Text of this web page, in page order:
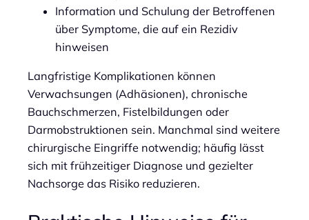
Information und Schulung der Betroffenen
über Symptome, die auf ein Rezidiv
hinweisen
Langfristige Komplikationen können
Verwachsungen (Adhäsionen), chronische
Bauchschmerzen, Fistelbildungen oder
Darmobstruktionen sein. Manchmal sind weitere
chirurgische Eingriffe notwendig; häufig lässt
sich mit frühzeitiger Diagnose und gezielter
Nachsorge das Risiko reduzieren.